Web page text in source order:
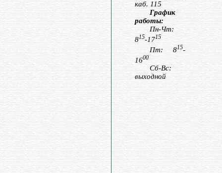
каб. 115
График
работы:
Пн-Чт:
815-1715
Пт: 815-
1600
Сб-Вс:
выходной